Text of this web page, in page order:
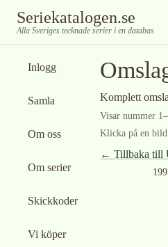
Seriekatalogen.se
Alla Sveriges tecknade serier i en databas
Inlogg
Samla
Om oss
Om serier
Skickkoder
Vi köper
Komplett
Visar nummer 1–
Klicka på en
← Tillbaka till